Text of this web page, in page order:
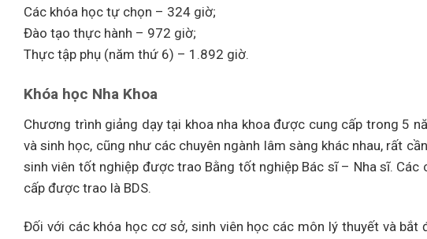
Các khóa học tự chọn – 324 giờ;
Đào tạo thực hành – 972 giờ;
Thực tập phụ (năm thứ 6) – 1.892 giờ.
Khóa học Nha Khoa
Chương trình giảng dạy tại khoa nha khoa được cung cấp trong 5
và sinh học, cũng như các chuyên ngành lâm sàng khác nhau, rất
sinh viên tốt nghiệp được trao Bằng tốt nghiệp Bác sĩ – Nha sĩ.
cấp được trao là BDS.
Đối với các khóa học cơ sở, sinh viên học các môn lý thuyết và